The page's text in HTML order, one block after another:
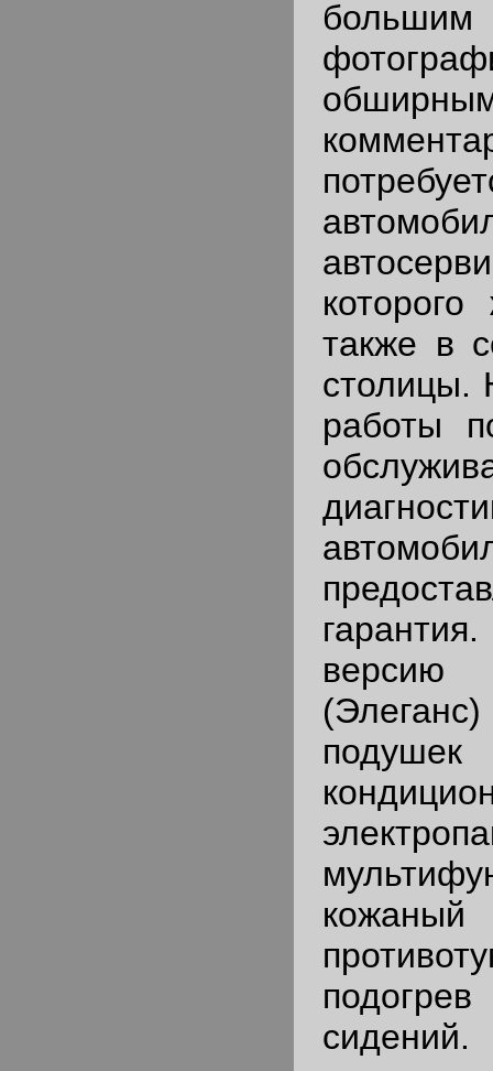
также в
столицы.
работы
версию
подушек
сидений.